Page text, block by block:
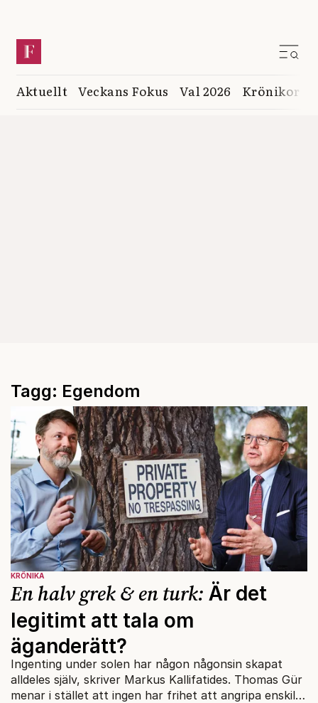
Aktuellt Veckans Fokus Val 2026 Krönikor
Tagg: Egendom
KRÖNIKA
En halv grek & en turk: Är det
legitimt att tala om
äganderätt?
Ingenting under solen har någon någonsin skapat
alldeles själv, skriver Markus Kallifatides. Thomas Gür
menar i stället att ingen har frihet att angripa enskilt